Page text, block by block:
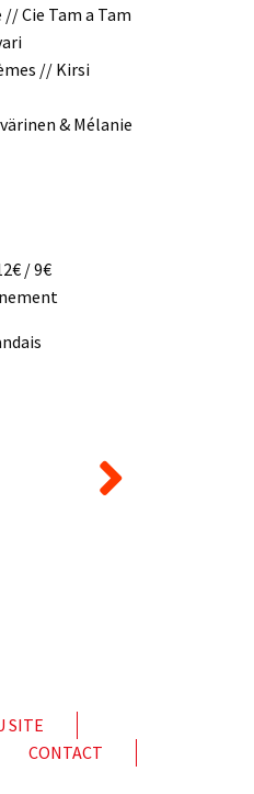
Cie Tam a Tam
// Kirsi
& Mélanie
/ 9€
SITE
CONTACT